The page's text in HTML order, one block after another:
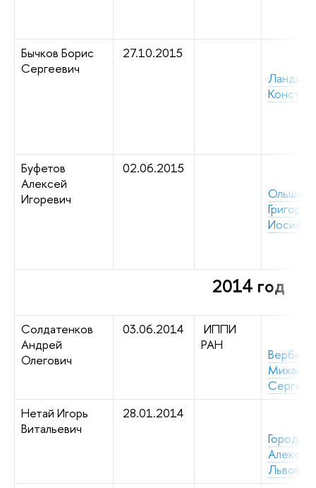
Бычков Борис
Сергеевич
27.10.2015
Ландо
Буфетов
Алексей
Игоревич
02.06.2015
Григорий
2014 год
Солдатенков
Андрей
Олегович
03.06.2014
ИППИ
РАН
Михаил
Нетай Игорь
Витальевич
28.01.2014
Алексей
Львович